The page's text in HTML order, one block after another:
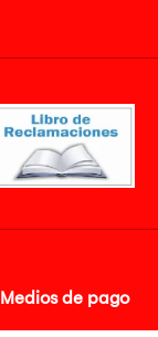
Medios de pago